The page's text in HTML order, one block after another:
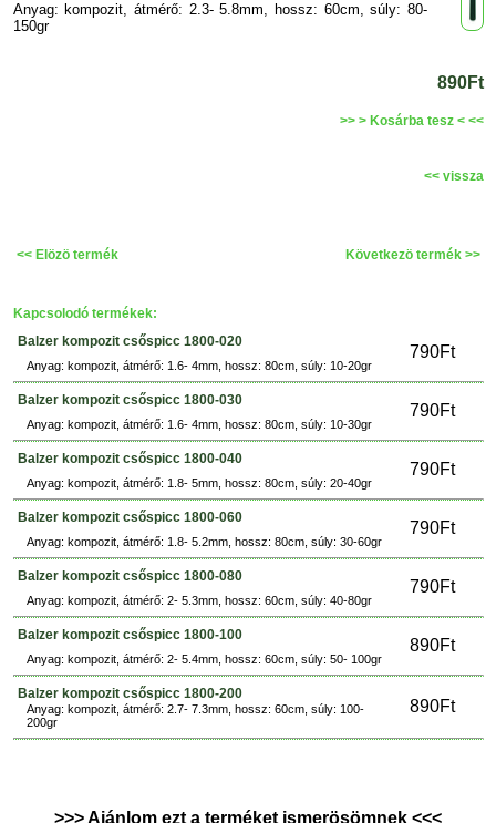
Anyag: kompozit, átmérő: 2.3- 5.8mm, hossz: 60cm, súly: 80-
150gr
890Ft
>> > Kosárba tesz < <<
<< vissza
<< Elözö termék Következö termék >>
Kapcsolodó termékek:
Balzer kompozit csőspicc 1800-020
790Ft
Anyag: kompozit, átmérő: 1.6- 4mm, hossz: 80cm, súly: 10-20gr
Balzer kompozit csőspicc 1800-030
790Ft
Anyag: kompozit, átmérő: 1.6- 4mm, hossz: 80cm, súly: 10-30gr
Balzer kompozit csőspicc 1800-040
790Ft
Anyag: kompozit, átmérő: 1.8- 5mm, hossz: 80cm, súly: 20-40gr
Balzer kompozit csőspicc 1800-060
790Ft
Anyag: kompozit, átmérő: 1.8- 5.2mm, hossz: 80cm, súly: 30-60gr
Balzer kompozit csőspicc 1800-080
790Ft
Anyag: kompozit, átmérő: 2- 5.3mm, hossz: 60cm, súly: 40-80gr
Balzer kompozit csőspicc 1800-100
890Ft
Anyag: kompozit, átmérő: 2- 5.4mm, hossz: 60cm, súly: 50- 100gr
Balzer kompozit csőspicc 1800-200
890Ft
Anyag: kompozit, átmérő: 2.7- 7.3mm, hossz: 60cm, súly: 100-
200gr
>>> Ajánlom ezt a terméket ismerösömnek <<<